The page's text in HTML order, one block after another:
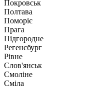
Покровськ
Полтава
Поморіє
Прага
Підгородне
Регенсбург
Рівне
Слов'янськ
Смоліне
Сміла